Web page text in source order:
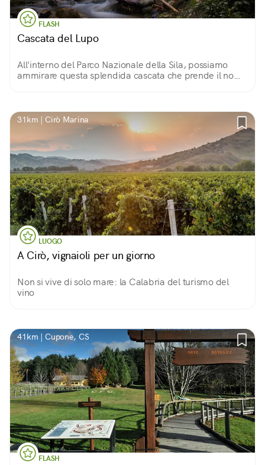
FLASH
Cascata del Lupo
All'interno del Parco Nazionale della Sila, possiamo
ammirare questa splendida cascata che prende il nome
31km | Cirò Marina
LUOGO
A Cirò, vignaioli per un giorno
Non si vive di solo mare: la Calabria del turismo del
vino
41km | Cupone, CS
FLASH